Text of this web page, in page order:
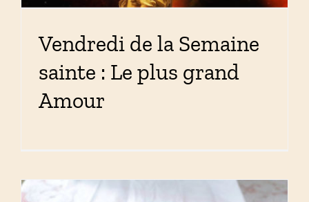
Vendredi de la Semaine
sainte : Le plus grand
Amour